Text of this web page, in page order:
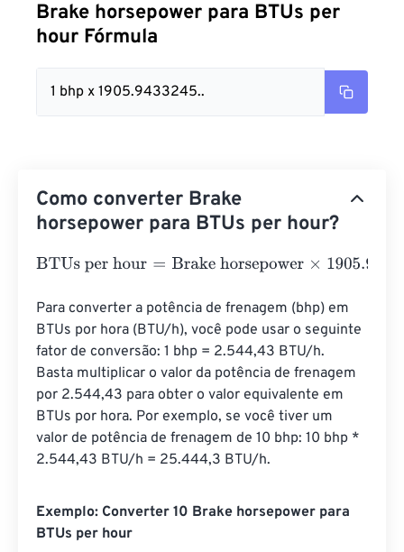
Brake horsepower para BTUs per
hour Fórmula
1 bhp x 1905.9433245..
Como converter Brake
horsepower para BTUs per hour?
BTUs per hour=Brake horsepower×1905.9433245
Para converter a potência de frenagem (bhp) em
BTUs por hora (BTU/h), você pode usar o seguinte
fator de conversão: 1 bhp = 2.544,43 BTU/h.
Basta multiplicar o valor da potência de frenagem
por 2.544,43 para obter o valor equivalente em
BTUs por hora. Por exemplo, se você tiver um
valor de potência de frenagem de 10 bhp: 10 bhp *
2.544,43 BTU/h = 25.444,3 BTU/h.
Exemplo: Converter 10 Brake horsepower para
BTUs per hour